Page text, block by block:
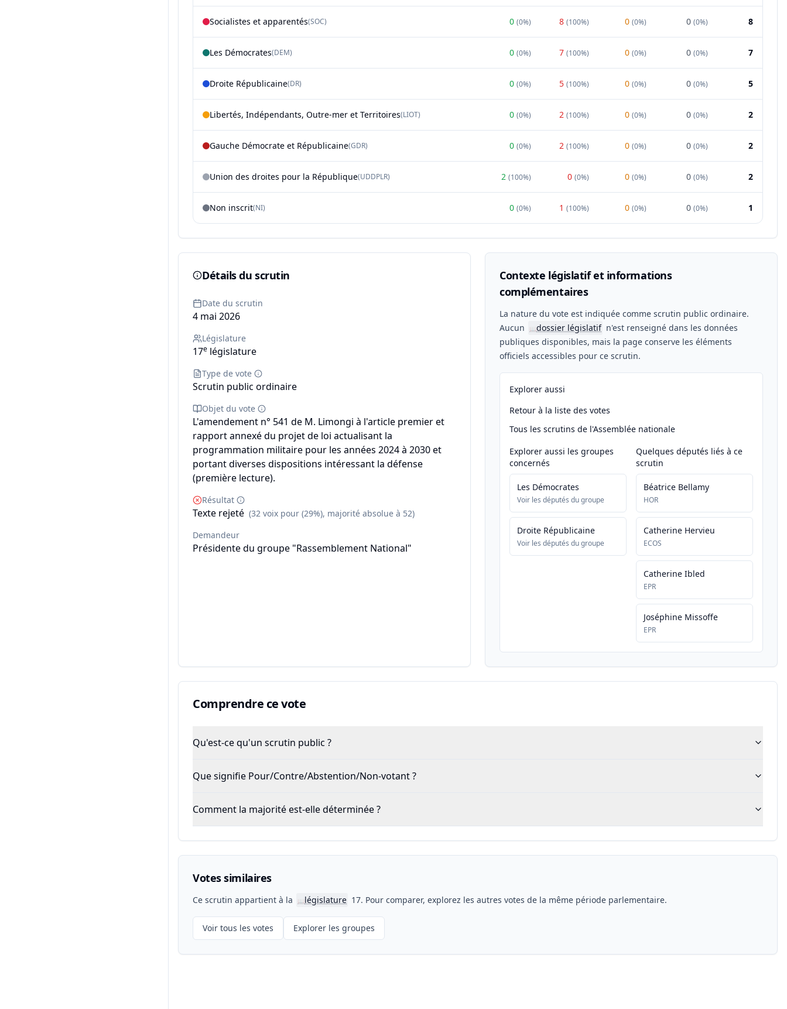
Socialistes et apparentés(SOC) 0 (0%) 8 (100%) 0 (0%) 0 (0%) 8
Les Démocrates(DEM) 0 (0%) 7 (100%) 0 (0%) 0 (0%) 7
Droite Républicaine(DR) 0 (0%) 5 (100%) 0 (0%) 0 (0%) 5
Libertés, Indépendants, Outre-mer et Territoires(LIOT) 0 (0%) 2 (100%) 0 (0%) 0 (0%) 2
Gauche Démocrate et Républicaine(GDR) 0 (0%) 2 (100%) 0 (0%) 0 (0%) 2
Union des droites pour la République(UDDPLR) 2 (100%) 0 (0%) 0 (0%) 0 (0%) 2
Non inscrit(NI) 0 (0%) 1 (100%) 0 (0%) 0 (0%) 1
Détails du scrutin
Date du scrutin
4 mai 2026
Législature
17e législature
Type de vote
Scrutin public ordinaire
Objet du vote
L'amendement n° 541 de M. Limongi à l'article premier et
rapport annexé du projet de loi actualisant la
programmation militaire pour les années 2024 à 2030 et
portant diverses dispositions intéressant la défense
(première lecture).
Résultat
Texte rejeté (32 voix pour (29%), majorité absolue à 52)
Demandeur
Présidente du groupe "Rassemblement National"
Contexte législatif et informations
complémentaires
La nature du vote est indiquée comme scrutin public ordinaire.
Aucun
📖dossier législatif n'est renseigné dans les données
publiques disponibles, mais la page conserve les éléments
officiels accessibles pour ce scrutin.
Explorer aussi
Retour à la liste des votes
Tous les scrutins de l'Assemblée nationale
Explorer aussi les groupes
concernés
Les Démocrates
Voir les députés du groupe
Droite Républicaine
Voir les députés du groupe
Quelques députés liés à ce
scrutin
Béatrice Bellamy
HOR
Catherine Hervieu
ECOS
Catherine Ibled
EPR
Joséphine Missoffe
EPR
Comprendre ce vote
Qu'est-ce qu'un scrutin public ?
Que signifie Pour/Contre/Abstention/Non-votant ?
Comment la majorité est-elle déterminée ?
Votes similaires
Ce scrutin appartient à la 📖législature 17. Pour comparer, explorez les autres votes de la même période parlementaire.
Voir tous les votes Explorer les groupes